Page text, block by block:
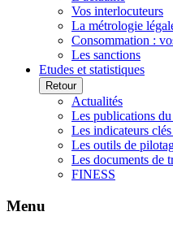
Vos interlocuteurs
La métrologie
Consommation :
Les sanctions
Etudes et statistiques
Retour
Actualités
Les publications
Les indicateurs
Les outils de
Les documents de
FINESS
Menu